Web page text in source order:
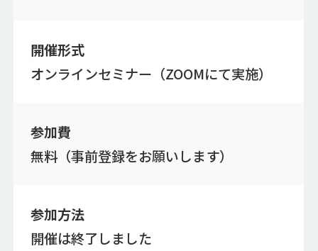
開催形式
オンラインセミナー（ZOOMにて実施）
参加費
無料（事前登録をお願いします）
参加方法
開催は終了しました